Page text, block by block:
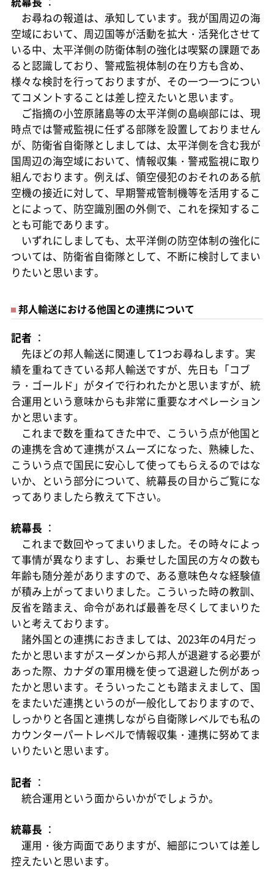
お尋ねの報道は、承知しています。我が国周辺の海
空域において、周辺国等が活動を拡大・活発化させて
いる中、太平洋側の防衛体制の強化は喫緊の課題であ
ると認識しており、警戒監視体制の在り方も含め、
様々な検討を行っておりますが、その一つ一つについ
てコメントすることは差し控えたいと思います。
ご指摘の小笠原諸島等の太平洋側の島嶼部には、現
時点では警戒監視に任ずる部隊を設置しておりません
が、防衛省自衛隊としましては、太平洋側を含む我が
国周辺の海空域において、情報収集・警戒監視に取り
組んでおります。例えば、領空侵犯のおそれのある航
空機の接近に対して、早期警戒管制機等を活用するこ
とによって、防空識別圏の外側で、これを探知するこ
とも可能であります。
いずれにしましても、太平洋側の防空体制の強化に
ついては、防衛省自衛隊として、不断に検討してまい
りたいと思います。
邦人輸送における他国との連携について
記者 ：
先ほどの邦人輸送に関連して1つお尋ねします。実
績を重ねてきている邦人輸送ですが、先日も「コブ
ラ・ゴールド」がタイで行われたかと思いますが、統
合運用という意味からも非常に重要なオペレーション
かと思います。
これまで数を重ねてきた中で、こういう点が他国と
の連携を含めて連携がスムーズになった、熟練した、
こういう点で国民に安心して使ってもらえるのではな
いか、という部分について、統幕長の目からご覧にな
ってありましたら教えて下さい。
統幕長 ：
これまで数回やってまいりました。その時々によっ
て事情が異なりますし、お乗せした国民の方々の数も
年齢も随分差がありますので、ある意味色々な経験値
が積み上がってまいりました。こういった時の教訓、
反省を踏まえ、命令があれば最善を尽くしてまいりた
いと考えております。
諸外国との連携におきましては、2023年の4月だっ
たかと思いますがスーダンから邦人が退避する必要が
あった際、カナダの軍用機を使って退避した例があっ
たかと思います。そういったことも踏まえまして、国
をまたいだ連携というのが一般化しておりますので、
しっかりと各国と連携しながら自衛隊レベルでも私の
カウンターパートレベルで情報収集・連携に努めてま
いりたいと思います。
記者 ：
統合運用という面からいかがでしょうか。
統幕長 ：
運用・後方両面でありますが、細部については差し
控えたいと思います。